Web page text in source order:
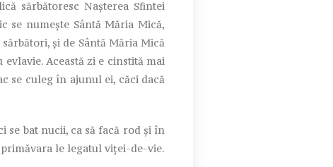
sărbătoresc Nașterea Sfintei
se numește Sântă Măria Mică,
și de Sântă Măria Mică
Această zi e cinstită mai
se culeg în ajunul ei, căci dacă
bat nucii, ca să facă rod și în
le legatul viței-de-vie.